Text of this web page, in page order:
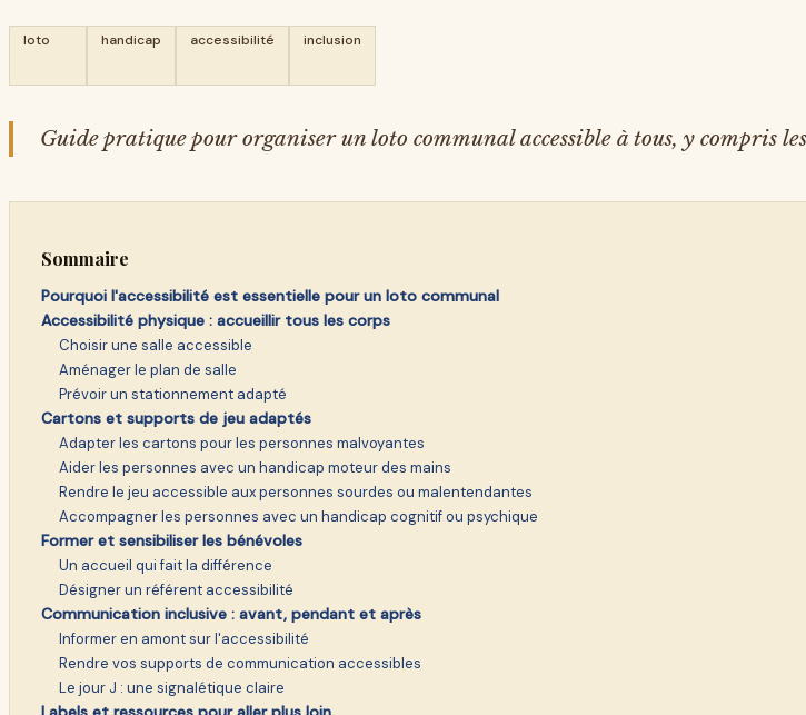
loto handicap accessibilité inclusion
Guide pratique pour organiser un loto communal accessible à tous, y compris
Sommaire
Pourquoi l'accessibilité est essentielle pour un loto communal
Accessibilité physique : accueillir tous les corps
Choisir une salle accessible
Aménager le plan de salle
Prévoir un stationnement adapté
Cartons et supports de jeu adaptés
Adapter les cartons pour les personnes malvoyantes
Aider les personnes avec un handicap moteur des mains
Rendre le jeu accessible aux personnes sourdes ou malentendantes
Accompagner les personnes avec un handicap cognitif ou psychique
Former et sensibiliser les bénévoles
Un accueil qui fait la différence
Désigner un référent accessibilité
Communication inclusive : avant, pendant et après
Informer en amont sur l'accessibilité
Rendre vos supports de communication accessibles
Le jour J : une signalétique claire